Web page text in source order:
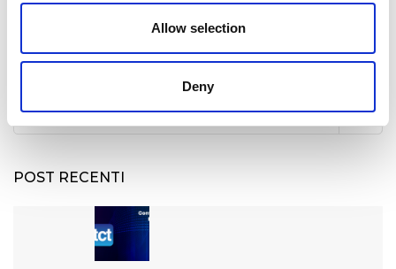
Allow selection
Deny
CERCA
for:
POST RECENTI